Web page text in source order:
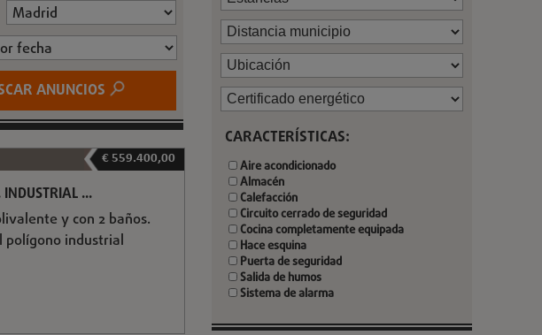
ANUNCIOS
€ 559.400,00
INDUSTRIAL ...
y con 2 baños.
polígono industrial
CARACTERÍSTICAS:
Aire acondicionado
Almacén
Calefacción
Circuito cerrado de seguridad
Cocina completamente equipada
Hace esquina
Puerta de seguridad
Salida de humos
Sistema de alarma